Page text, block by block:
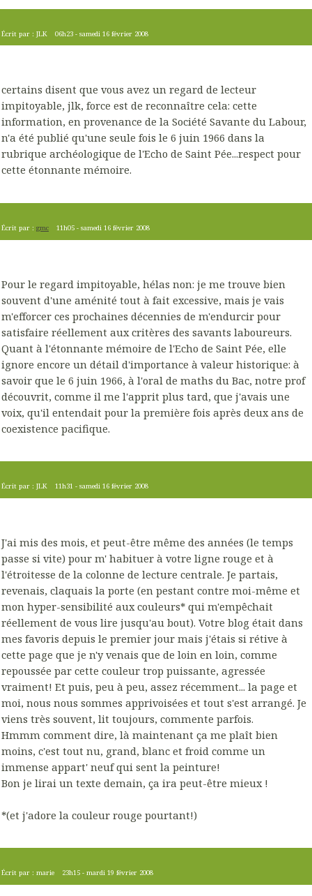
Écrit par : JLK 06h23 -samedi 16 février 2008
certains disent que vous avez un regard de lecteur
impitoyable, jlk, force est de reconnaître cela: cette
information, en provenance de la Société Savante du Labour,
n'a été publié qu'une seule fois le 6 juin 1966 dans la
rubrique archéologique de l'Echo de Saint Pée...respect pour
cette étonnante mémoire.
Écrit par : gmc 11h05 -samedi 16 février 2008
Pour le regard impitoyable, hélas non: je me trouve bien
souvent d'une aménité tout à fait excessive, mais je vais
m'efforcer ces prochaines décennies de m'endurcir pour
satisfaire réellement aux critères des savants laboureurs.
Quant à l'étonnante mémoire de l'Echo de Saint Pée, elle
ignore encore un détail d'importance à valeur historique: à
savoir que le 6 juin 1966, à l'oral de maths du Bac, notre prof
découvrit, comme il me l'apprit plus tard, que j'avais une
voix, qu'il entendait pour la première fois après deux ans de
coexistence pacifique.
Écrit par : JLK 11h31 -samedi 16 février 2008
J'ai mis des mois, et peut-être même des années (le temps
passe si vite) pour m' habituer à votre ligne rouge et à
l'étroitesse de la colonne de lecture centrale. Je partais,
revenais, claquais la porte (en pestant contre moi-même et
mon hyper-sensibilité aux couleurs* qui m'empêchait
réellement de vous lire jusqu'au bout). Votre blog était dans
mes favoris depuis le premier jour mais j'étais si rétive à
cette page que je n'y venais que de loin en loin, comme
repoussée par cette couleur trop puissante, agressée
vraiment! Et puis, peu à peu, assez récemment... la page et
moi, nous nous sommes apprivoisées et tout s'est arrangé. Je
viens très souvent, lit toujours, commente parfois.
Hmmm comment dire, là maintenant ça me plaît bien
moins, c'est tout nu, grand, blanc et froid comme un
immense appart' neuf qui sent la peinture!
Bon je lirai un texte demain, ça ira peut-être mieux !
*(et j'adore la couleur rouge pourtant!)
Écrit par : marie 23h15 -mardi 19 février 2008